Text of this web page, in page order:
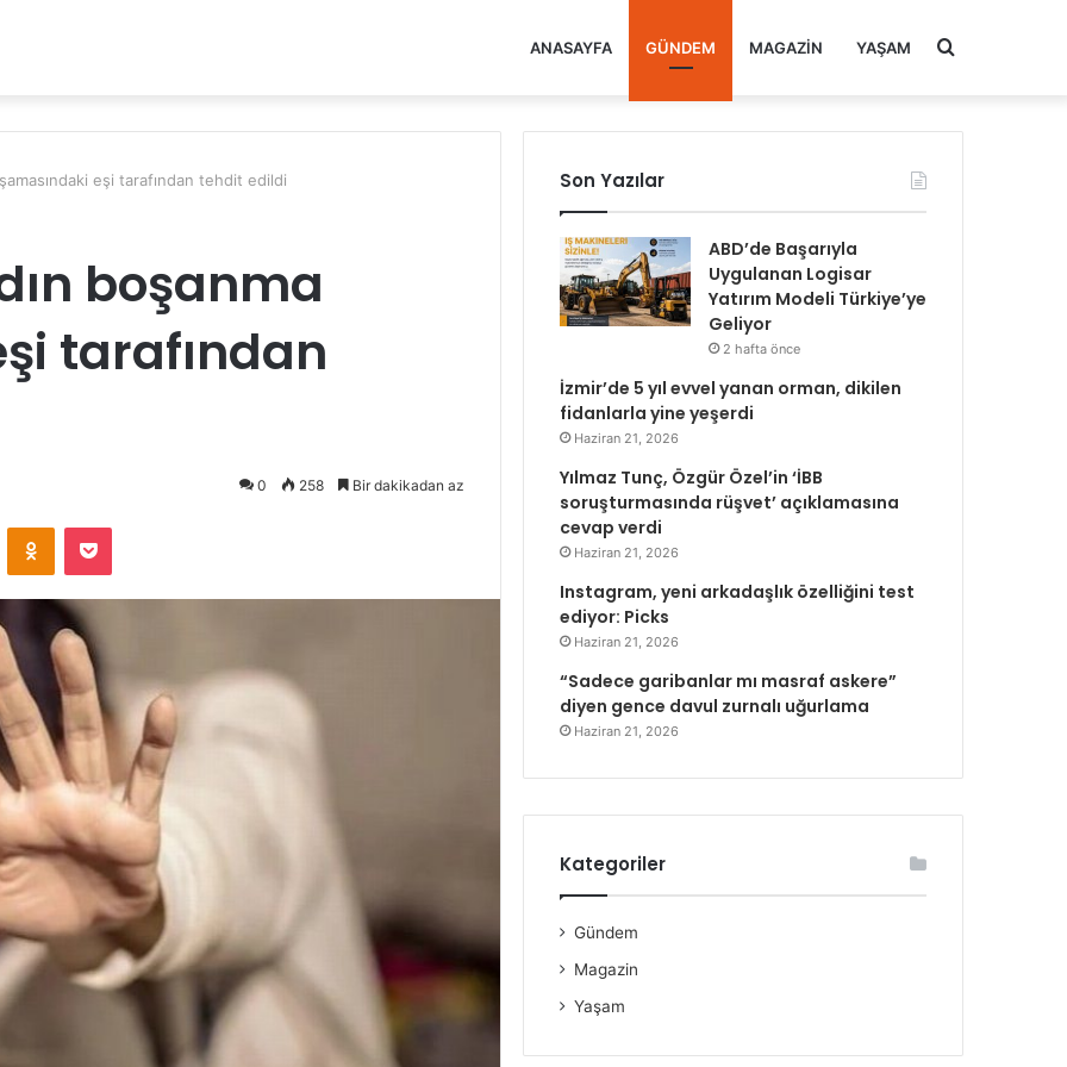
ANASAYFA GÜNDEM MAGAZIN YAŞAM Arama
eşi tarafından tehdit edildi
boşanma
tarafından
0 258 Bir dakikadan az
Odnoklassniki
Pocket
Son Yazılar
ABD’de Başarıyla
Uygulanan Logisar
Yatırım Modeli Türkiye’ye
Geliyor
2 hafta önce
İzmir’de 5 yıl evvel yanan orman, dikilen
fidanlarla yine yeşerdi
Haziran 21, 2026
Yılmaz Tunç, Özgür Özel’in ‘İBB
soruşturmasında rüşvet’ açıklamasına
cevap verdi
Haziran 21, 2026
Instagram, yeni arkadaşlık özelliğini test
ediyor: Picks
Haziran 21, 2026
“Sadece garibanlar mı masraf askere”
diyen gence davul zurnalı uğurlama
Haziran 21, 2026
Kategoriler
Gündem
Magazin
Yaşam